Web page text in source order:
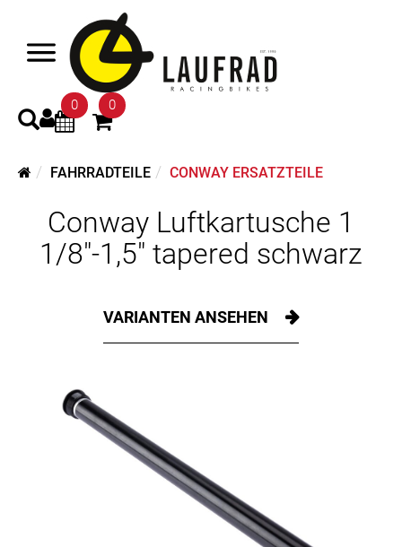
0 0
FAHRRADTEILE CONWAY ERSATZTEILE
Conway Luftkartusche 1
1/8"-1,5" tapered schwarz
VARIANTEN ANSEHEN